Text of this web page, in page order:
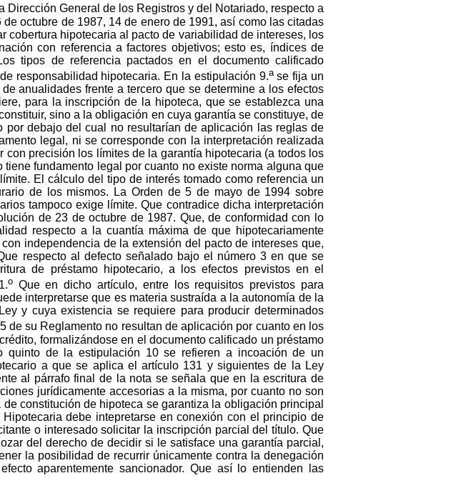
General de los Registros y del Notariado, respecto a
octubre de 1987, 14 de enero de 1991, así como las citadas
cobertura hipotecaria al pacto de variabilidad de intereses, los
con referencia a factores objetivos; esto es, índices de
tipos de referencia pactados en el documento calificado
responsabilidad hipotecaria. En la estipulación 9.a se fija un
anualidades frente a tercero que se determine a los efectos
para la inscripción de la hipoteca, que se establezca una
sino a la obligación en cuya garantía se constituye, de
debajo del cual no resultarían de aplicación las reglas de
legal, ni se corresponde con la interpretación realizada
precisión los límites de la garantía hipotecaria (a todos los
fundamento legal por cuanto no existe norma alguna que
El cálculo del tipo de interés tomado como referencia un
de los mismos. La Orden de 5 de mayo de 1994 sobre
tampoco exige límite. Que contradice dicha interpretación
de 23 de octubre de 1987. Que, de conformidad con lo
respecto a la cuantía máxima de que hipotecariamente
independencia de la extensión del pacto de intereses que,
respecto al defecto señalado bajo el número 3 en que se
de préstamo hipotecario, a los efectos previstos en el
o Que en dicho artículo, entre los requisitos previstos para
interpretarse que es materia sustraída a la autonomía de la
y cuya existencia se requiere para producir determinados
de su Reglamento no resultan de aplicación por cuanto en los
formalizándose en el documento calificado un préstamo
quinto de la estipulación 10 se refieren a incoación de un
a que se aplica el artículo 131 y siguientes de la Ley
al párrafo final de la nota se señala que en la escritura de
jurídicamente accesorias a la misma, por cuanto no son
constitución de hipoteca se garantiza la obligación principal
debe intepretarse en conexión con el principio de
o interesado solicitar la inscripción parcial del título. Que
del derecho de decidir si le satisface una garantía parcial,
la posibilidad de recurrir únicamente contra la denegación
aparentemente sancionador. Que así lo entienden las